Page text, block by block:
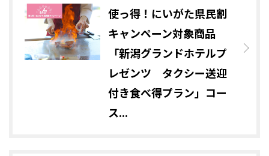
使っ得！にいがた県民割
キャンペーン対象商品
「新潟グランドホテルプ
レゼンツ タクシー送迎
付き食べ得プラン」コー
ス...